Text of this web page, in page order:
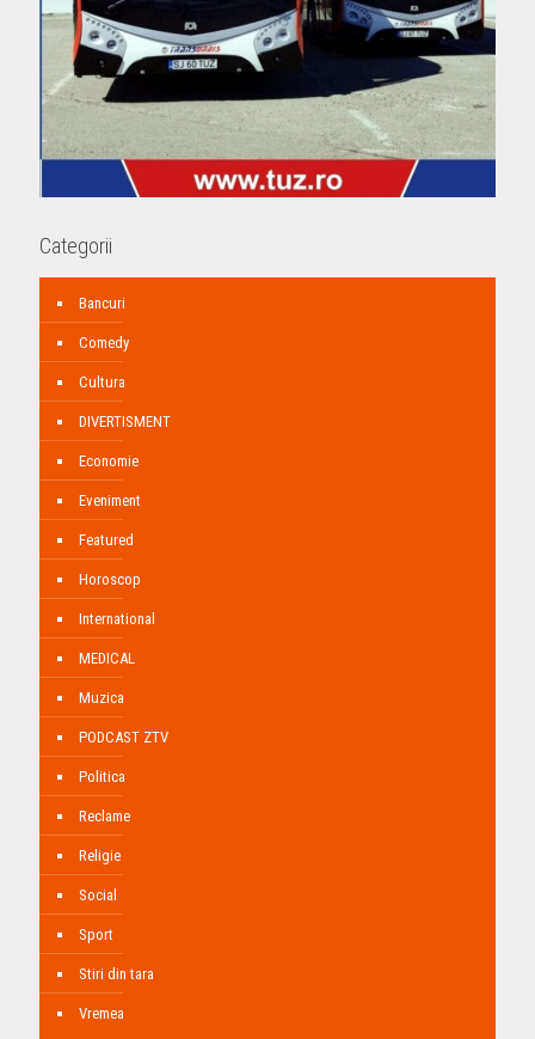
Categorii
Bancuri
Comedy
Cultura
DIVERTISMENT
Economie
Eveniment
Featured
Horoscop
International
MEDICAL
Muzica
PODCAST ZTV
Politica
Reclame
Religie
Social
Sport
Stiri din tara
Vremea